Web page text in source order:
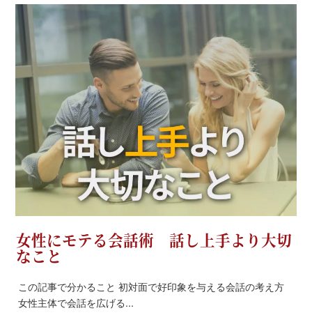
女性にモテる会話術 話し上手より大切
なこと
この記事で分かること 初対面で好印象を与える会話の考え方
女性主体で会話を広げる...